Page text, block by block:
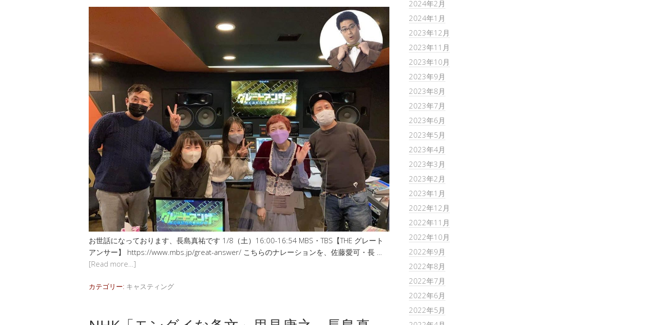
お世話になっております、長島真祐です 1/8（土）16:00-16:54 MBS・TBS【THE グレート
アンサー】 https://www.mbs.jp/great-answer/ こちらのナレーションを、佐藤愛可・長 …
[Read more…]
カテゴリー: キャスティング
2024年2月
2024年1月
2023年12月
2023年11月
2023年10月
2023年9月
2023年8月
2023年7月
2023年6月
2023年5月
2023年4月
2023年3月
2023年2月
2023年1月
2022年12月
2022年11月
2022年10月
2022年9月
2022年8月
2022年7月
2022年6月
2022年5月